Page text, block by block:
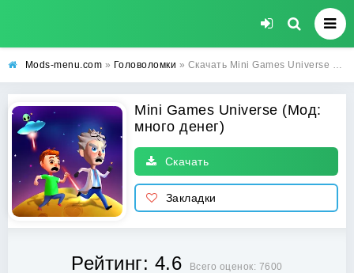
Mods-menu.com » Головоломки » Скачать Mini Games Universe со взломом на много денег для Android бесплатно
Mini Games Universe (Мод:
много денег)
Скачать
Закладки
Рейтинг: 4.6 Всего оценок: 7600